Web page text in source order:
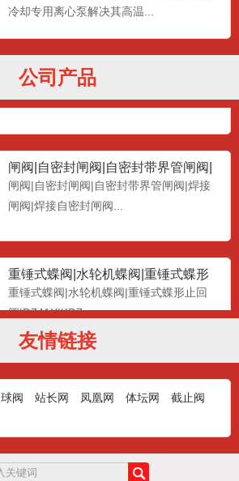
冷却专用离心泵解决其高温...
公司产品
截止阀|自密封截止阀|焊接自密封截
止阀|自密封波纹管截止阀
截止阀|自密封截止阀|焊接自密封截止阀|
自密封波纹管截止阀|...
闸阀|自密封闸阀|自密封带界管闸阀|
焊接闸阀|焊接自密封闸
闸阀|自密封闸阀|自密封带界管闸阀|焊接
闸阀|焊接自密封闸阀...
重锤式蝶阀|水轮机蝶阀|重锤式蝶形
止回阀|D741X|KD
重锤式蝶阀|水轮机蝶阀|重锤式蝶形止回
阀|D741X|KD7...
密封蝶阀|蜗轮蝶阀|
上海工开阀门制造有限公司生产：中线软
友情链接
球阀 站长网 凤凰网 体坛网
截止阀